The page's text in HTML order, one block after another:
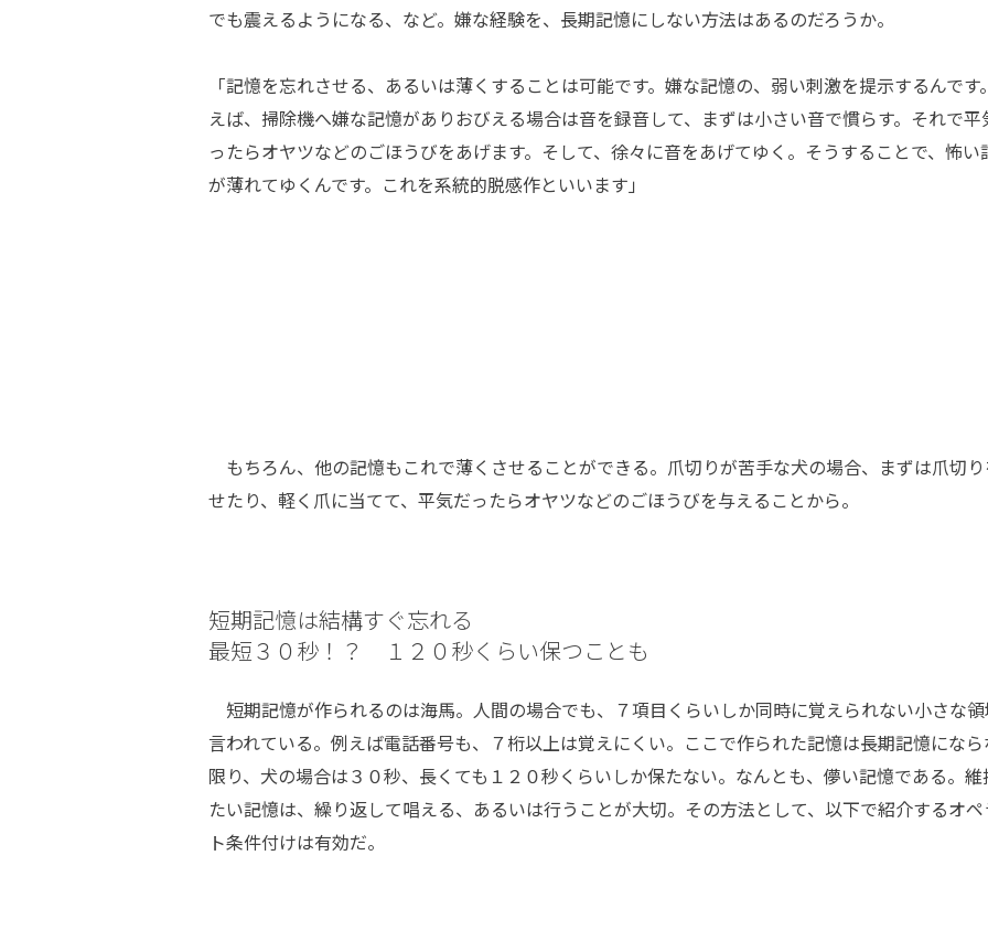
でも震えるようになる、など。嫌な経験を、長期記憶にしない方法はあるのだろうか。
「記憶を忘れさせる、あるいは薄くすることは可能です。嫌な記憶の、弱い刺激を提示するんです
えば、掃除機へ嫌な記憶がありおびえる場合は音を録音して、まずは小さい音で慣らす。それで平
ったらオヤツなどのごほうびをあげます。そして、徐々に音をあげてゆく。そうすることで、怖い
が薄れてゆくんです。これを系統的脱感作といいます」
もちろん、他の記憶もこれで薄くさせることができる。爪切りが苦手な犬の場合、まずは爪切
せたり、軽く爪に当てて、平気だったらオヤツなどのごほうびを与えることから。
短期記憶は結構すぐ忘れる
最短３０秒！？ １２０秒くらい保つことも
短期記憶が作られるのは海馬。人間の場合でも、７項目くらいしか同時に覚えられない小さな領
言われている。例えば電話番号も、７桁以上は覚えにくい。ここで作られた記憶は長期記憶になら
限り、犬の場合は３０秒、長くても１２０秒くらいしか保たない。なんとも、儚い記憶である。維
たい記憶は、繰り返して唱える、あるいは行うことが大切。その方法として、以下で紹介するオペ
ト条件付けは有効だ。